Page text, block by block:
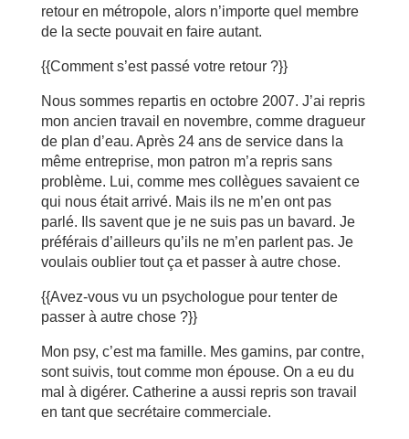
retour en métropole, alors n’importe quel membre
de la secte pouvait en faire autant.
{{Comment s’est passé votre retour ?}}
Nous sommes repartis en octobre 2007. J’ai repris
mon ancien travail en novembre, comme dragueur
de plan d’eau. Après 24 ans de service dans la
même entreprise, mon patron m’a repris sans
problème. Lui, comme mes collègues savaient ce
qui nous était arrivé. Mais ils ne m’en ont pas
parlé. Ils savent que je ne suis pas un bavard. Je
préférais d’ailleurs qu’ils ne m’en parlent pas. Je
voulais oublier tout ça et passer à autre chose.
{{Avez-vous vu un psychologue pour tenter de
passer à autre chose ?}}
Mon psy, c’est ma famille. Mes gamins, par contre,
sont suivis, tout comme mon épouse. On a eu du
mal à digérer. Catherine a aussi repris son travail
en tant que secrétaire commerciale.